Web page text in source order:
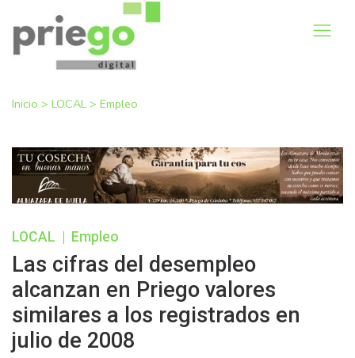
Inicio > LOCAL > Empleo
LOCAL Empleo
Las cifras del desempleo
alcanzan en Priego valores
similares a los registrados en
julio de 2008